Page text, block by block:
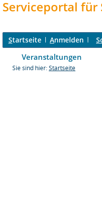
Serviceportal für
Startseite Anmelden
Veranstaltungen
Sie sind hier: Startseite